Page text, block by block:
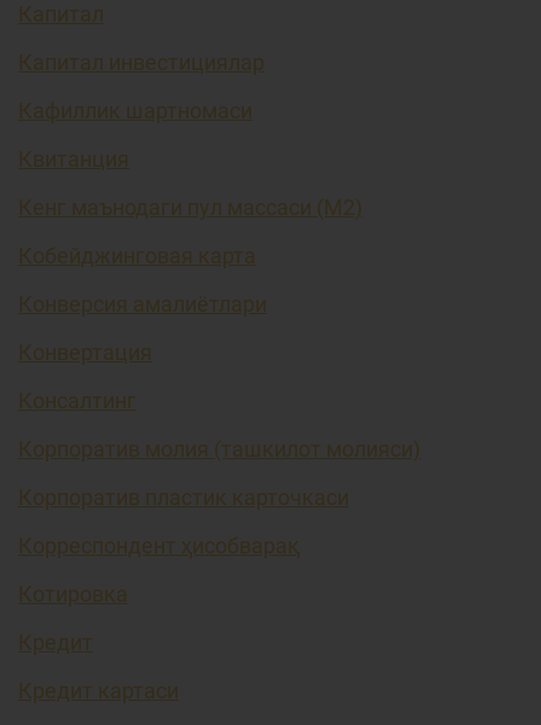
Капитал
Капитал инвестициялар
Кафиллик шартномаси
Квитанция
Кенг маънодаги пул массаси (М2)
Кобейджинговая карта
Конверсия амалиётлари
Конвертация
Консалтинг
Корпоратив молия (ташкилот молияси)
Корпоратив пластик карточкаси
Корреспондент ҳисобварақ
Котировка
Кредит
Кредит картаси